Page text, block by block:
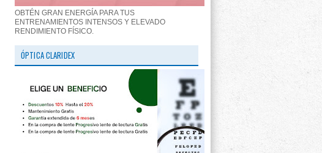
OBTÉN GRAN ENERGÍA PARA TUS
ENTRENAMIENTOS INTENSOS Y ELEVADO
RENDIMIENTO FÍSICO.
ÓPTICA CLARIDEX